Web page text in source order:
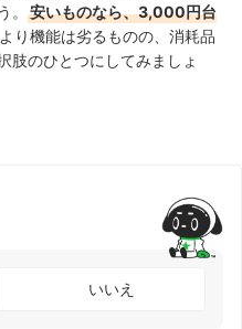
。
安いものなら、3,000円台
り機能は劣るものの、消耗品
肢のひとつにしてみましょ
いいえ